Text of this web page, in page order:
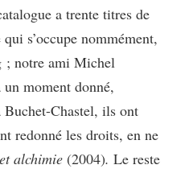
a trente titres de
s’occupe nommément,
; notre ami Michel
moment donné,
Buchet-Chastel, ils ont
redonné les droits, en ne
alchimie (2004). Le reste